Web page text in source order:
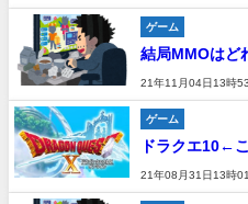
ゲーム
結局MMOはど
21年11月04日13時
ゲーム
ドラクエ10←
21年08月31日13時